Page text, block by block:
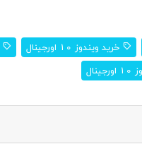
خرید ویندوز 10 اورجینال